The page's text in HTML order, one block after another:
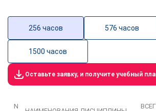
256 часов 576 часов
1500 часов
Оставьте заявку, и получите учебный
N